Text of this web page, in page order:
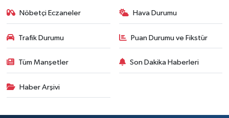
Nöbetçi Eczaneler Hava Durumu
Trafik Durumu Puan Durumu ve Fikstür
Tüm Manşetler Son Dakika Haberleri
Haber Arşivi